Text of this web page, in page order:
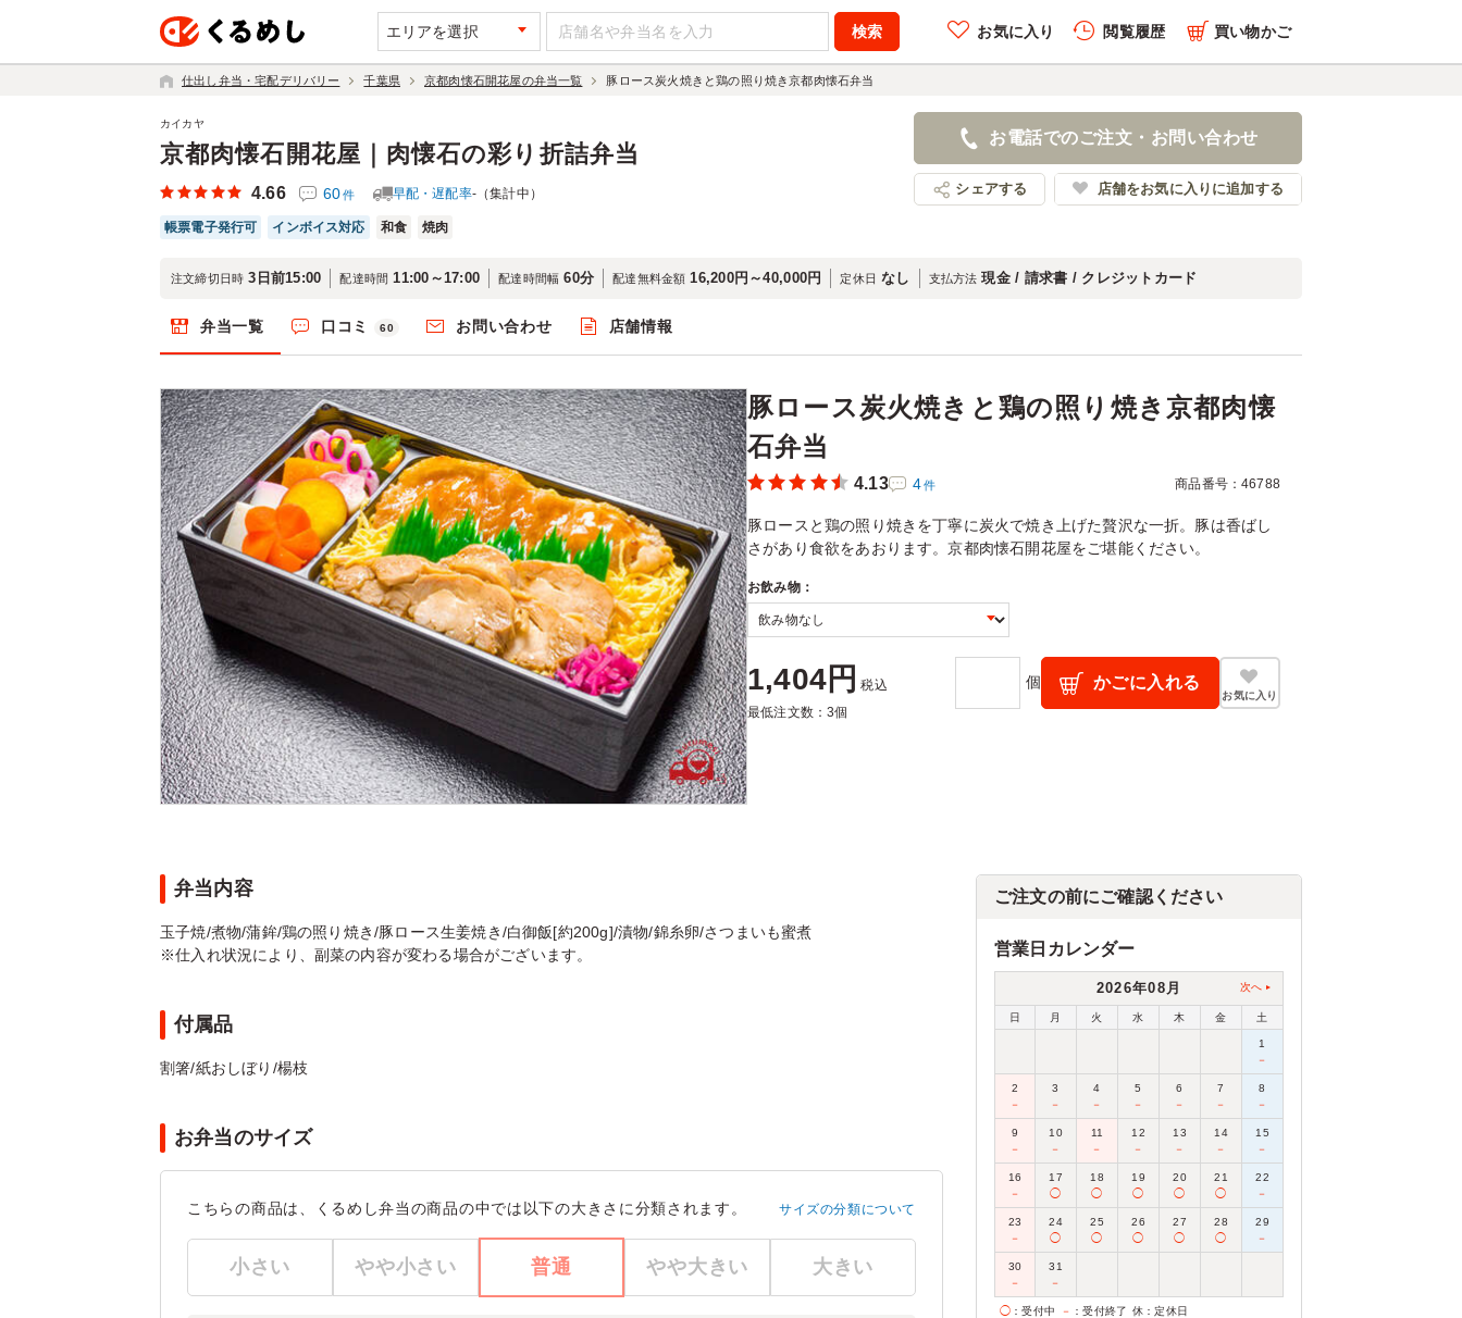
エリアを選択 お気に入り 閲覧履歴
履歴を全件削除する
肉懐石弁当
店舗名：京都肉懐石開花屋
買い物かご
仕出し弁当・宅配デリバリー 千葉県 京都肉懐石開花屋の弁当一覧 豚ロース炭火焼きと鶏の照り焼き京都肉懐石弁当
京都肉懐石開花屋｜肉懐石の彩り折詰弁当
カイカヤ
4.66 60件 早配・遅配率-（集計中）
帳票電子発行可 インボイス対応 和食 焼肉
お電話でのご注文・お問い合わせ
シェアする 店舗をお気に入りに追加する
注文締切日時 3日前15:00 配達時間 11:00～17:00 配達時間幅 60分 配達無料金額 16,200円～40,000円 定休日 なし 支払方法 現金 / 請求書 / クレジットカード
弁当一覧 口コミ 60 お問い合わせ 店舗情報
豚ロース炭火焼きと鶏の照り焼き京都肉懐
石弁当
4.13 4件 商品番号：46788
豚ロースと鶏の照り焼きを丁寧に炭火で焼き上げた贅沢な一折。豚は香ばし
さがあり食欲をあおります。京都肉懐石開花屋をご堪能ください。
お飲み物：
1,404円 税込
最低注文数：3個
個 かごに入れる
お気に入り
弁当内容
玉子焼/煮物/蒲鉾/鶏の照り焼き/豚ロース生姜焼き/白御飯[約200g]/漬物/錦糸卵/さつまいも蜜煮
※仕入れ状況により、副菜の内容が変わる場合がございます。
付属品
割箸/紙おしぼり/楊枝
お弁当のサイズ
こちらの商品は、くるめし弁当の商品の中では以下の大きさに分類されます。 サイズの分類について
小さい やや小さい 普通 やや大きい 大きい
ご注文の前にご確認ください
営業日カレンダー
2026年08月 次へ
日 月 火 水 木 金 土
1
－
2
－
3
－
4
－
5
－
6
－
7
－
8
－
9
－
10
－
11
－
12
－
13
－
14
－
15
－
16
－
17
◯
18
◯
19
◯
20
◯
21
◯
22
－
23
－
24
◯
25
◯
26
◯
27
◯
28
◯
29
－
30
－
31
－
◯ ：受付中 － ：受付終了 休 ：定休日